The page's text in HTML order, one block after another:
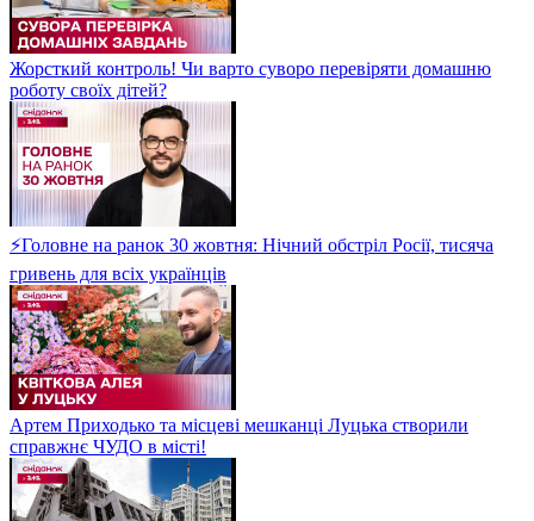
Жорсткий контроль! Чи варто суворо перевіряти домашню
роботу своїх дітей?
⚡Головне на ранок 30 жовтня: Нічний обстріл Росії, тисяча
гривень для всіх українців
Артем Приходько та місцеві мешканці Луцька створили
справжнє ЧУДО в місті!